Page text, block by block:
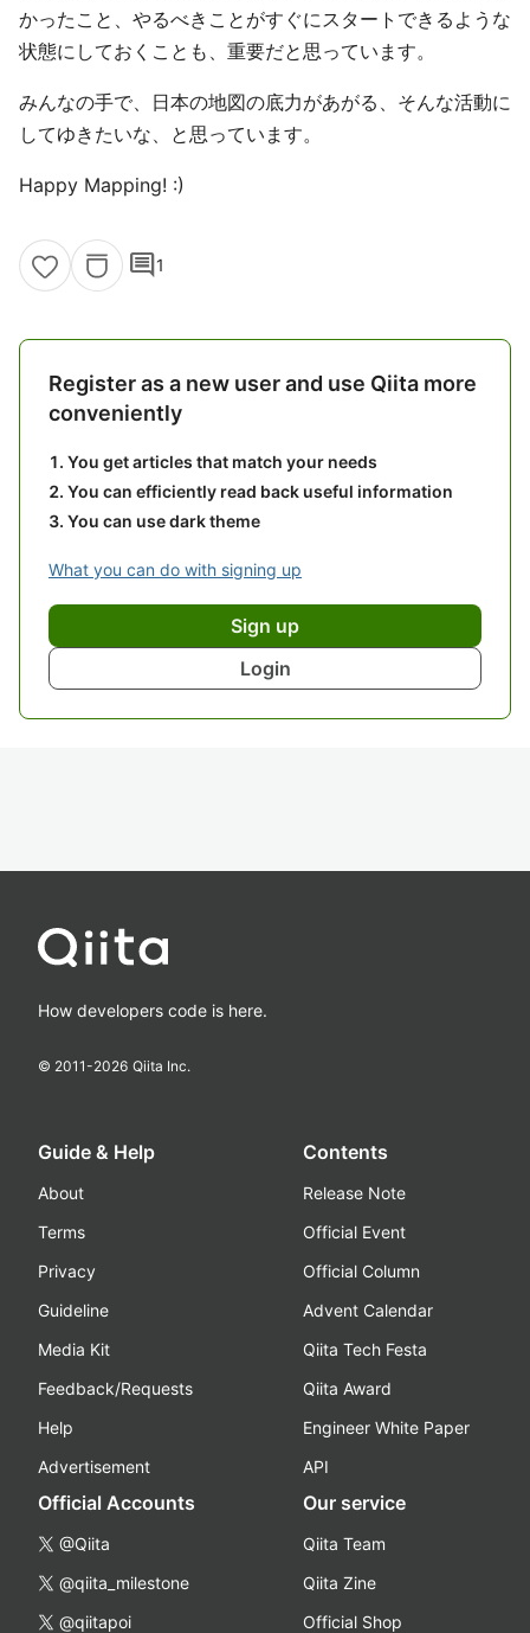
かったこと、やるべきことがすぐにスタートできるような
状態にしておくことも、重要だと思っています。
みんなの手で、日本の地図の底力があがる、そんな活動に
してゆきたいな、と思っています。
Happy Mapping! :)
comment1
Register as a new user and use Qiita more
conveniently
You get articles that match your needs
You can efficiently read back useful information
You can use dark theme
What you can do with signing up
Sign up
Login
How developers code is here.
© 2011-2026 Qiita Inc.
Guide & Help
About
Terms
Privacy
Guideline
Media Kit
Feedback/Requests
Help
Advertisement
Contents
Release Note
Official Event
Official Column
Advent Calendar
Qiita Tech Festa
Qiita Award
Engineer White Paper
API
Official Accounts
@Qiita
@qiita_milestone
@qiitapoi
Our service
Qiita Team
Qiita Zine
Official Shop